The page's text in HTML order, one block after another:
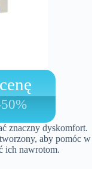
znaczny dyskomfort.
aby pomóc w
ich nawrotom.